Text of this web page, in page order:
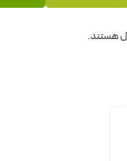
هستند.